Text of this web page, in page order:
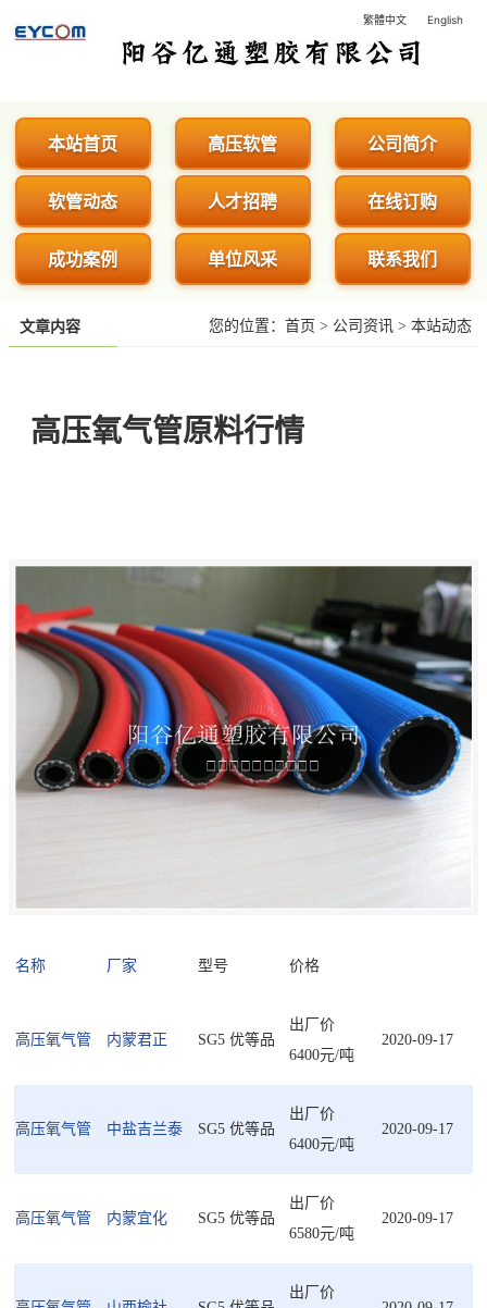
阳谷亿通塑胶有限公司 - 专业生产
繁體中文 English
本站首页 高压软管 公司简介
软管动态 人才招聘 在线订购
成功案例 单位风采 联系我们
文章内容 您的位置： 首页 > 公司资讯 > 本站动态
高压氧气管原料行情
名称 厂家 型号 价格
高压氧气管 内蒙君正 SG5 优等品
出厂价
6400元/吨
2020-09-17
高压氧气管 中盐吉兰泰 SG5 优等品
出厂价
6400元/吨
2020-09-17
高压氧气管 内蒙宜化 SG5 优等品
出厂价
6580元/吨
2020-09-17
出厂价